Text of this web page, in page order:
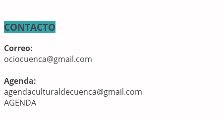
CONTACTO
Correo:
ociocuenca@gmail.com
Agenda:
agendaculturaldecuenca@gmail.com
AGENDA